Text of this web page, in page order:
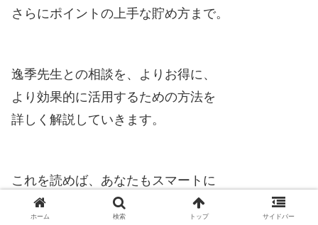
さらにポイントの上手な貯め方まで。
逸季先生との相談を、よりお得に、
より効果的に活用するための方法を
詳しく解説していきます。
これを読めば、あなたもスマートに
逸季先生の鑑定を受けることが
ホーム 検索 トップ サイドバー